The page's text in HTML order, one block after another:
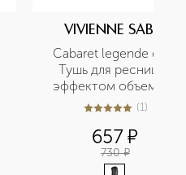
VIVIENNE SABO
Cabaret legende d’or
Тушь для ресниц с
эффектом объема и
удлинения
5из 51 (1)
657¤
730 ¤